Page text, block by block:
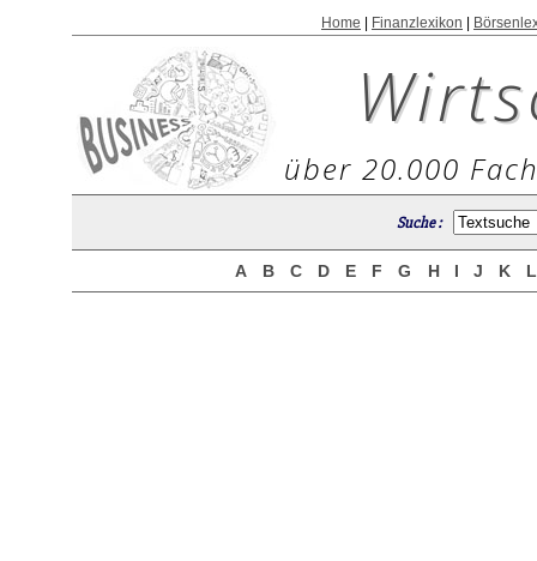
Home Finanzlexikon
über 20.000
Suche :
A B C D E F G H I J K